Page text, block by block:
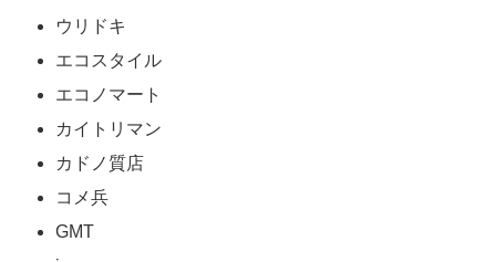
ウリドキ
エコスタイル
エコノマート
カイトリマン
カドノ質店
コメ兵
GMT